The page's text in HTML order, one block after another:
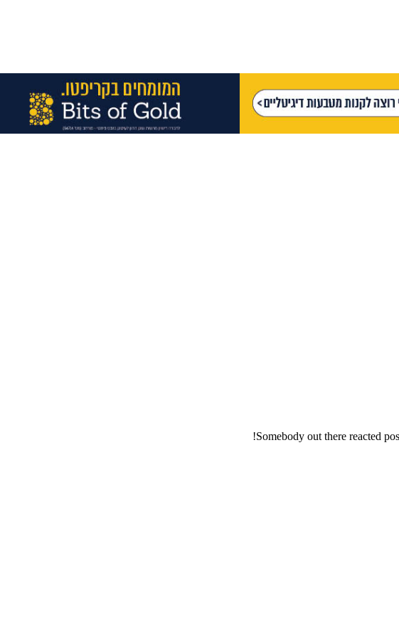
Somebody out there reacted